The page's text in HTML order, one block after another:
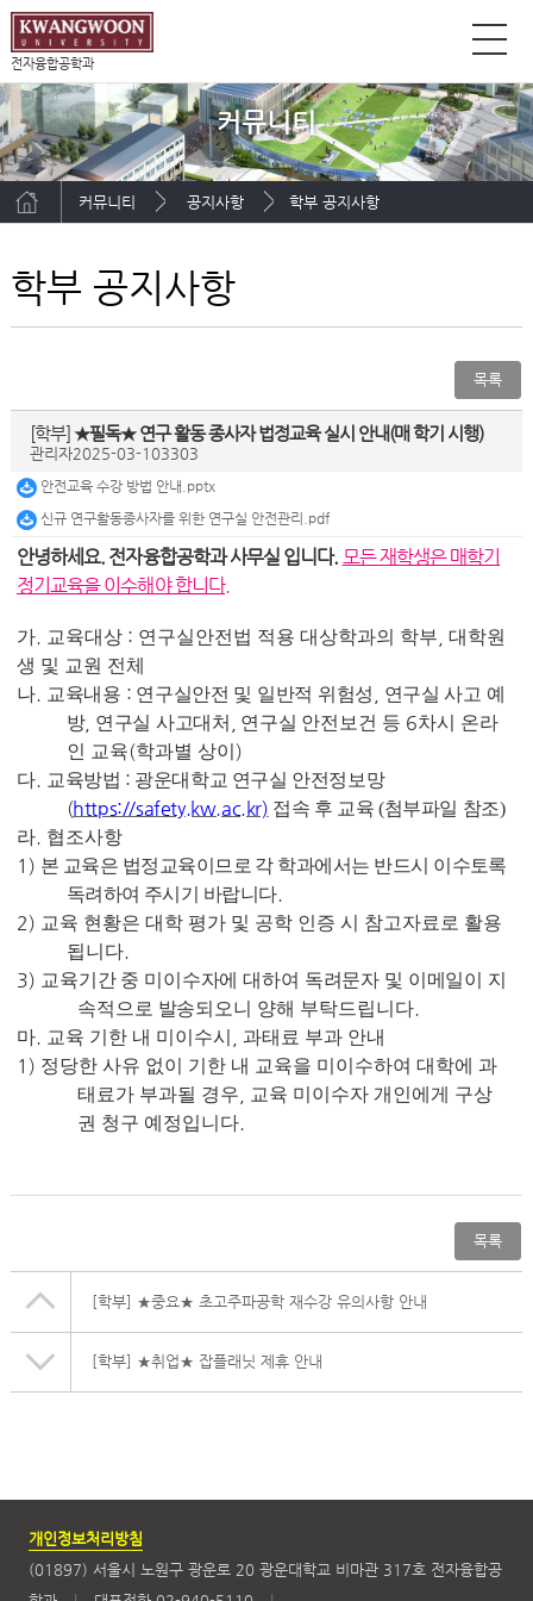
전자융합공학과
커뮤니티
커뮤니티 공지사항 학부 공지사항
학부 공지사항
목록
[학부] ★필독★ 연구 활동 종사자 법정교육 실시 안내(매 학기 시행)
관리자2025-03-103303
안전교육 수강 방법 안내.pptx
신규 연구활동종사자를 위한 연구실 안전관리.pdf
안녕하세요. 전자융합공학과 사무실 입니다. 모든 재학생은 매학기
정기교육을 이수해야 합니다.
가. 교육대상 : 연구실안전법 적용 대상학과의 학부 대학원
생 및 교원 전체
나. 교육내용 : 연구실안전 및 일반적 위험성
연구실 사고 예
방, 연구실 사고대처 연구실 안전보건 등 6차시 온라
인 교육(학과별 상이 )
다. 교육방법 : 광운대학교 연구실 안전정보망
(https://safety.kw.ac.kr) 접속 후 교육 (첨부파일 참조)
라. 협조사항
1) 본 교육은 법정교육이므로 각 학과에서는 반드시 이수토록
독려하여 주시기 바랍니다.
2) 교육 현황은 대학 평가 및 공학 인증 시 참고자료로 활용
됩니다.
3) 교육기간 중 미이수자에 대하여 독려문자 및 이메일이 지
속적으로 발송되오니 양해 부탁드립니다.
마. 교육 기한 내 미이수시 과태료 부과 안내
1) 정당한 사유 없이 기한 내 교육을 미이수하여 대학에 과
태료가 부과될 경우
교육 미이수자 개인에게 구상
권 청구 예정입니다.
목록
[학부] ★중요★ 초고주파공학 재수강 유의사항 안내
[학부] ★취업★ 잡플래닛 제휴 안내
개인정보처리방침
(01897) 서울시 노원구 광운로 20 광운대학교 비마관 317호 전자융합공